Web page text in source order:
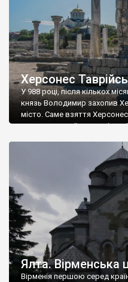
Херсонес
У 988 році, після кількох
князь Володимир захопив
місто. Саме взяття
диктувати свої умови
Херсонесі Володимир-
А потім було Хрещення
Ялта. Вірменська
Вірменія першою серед